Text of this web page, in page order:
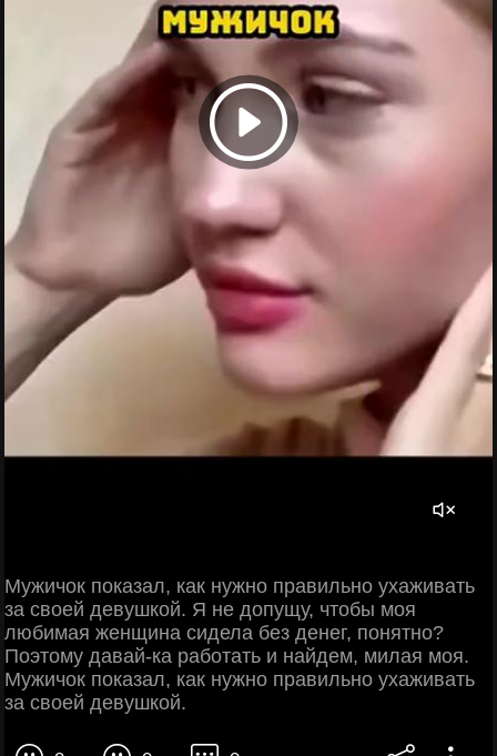
Мужичок показал, как нужно правильно ухаживать
за своей девушкой. Я не допущу, чтобы моя
любимая женщина сидела без денег, понятно?
Поэтому давай-ка работать и найдем, милая моя.
Мужичок показал, как нужно правильно ухаживать
за своей девушкой.